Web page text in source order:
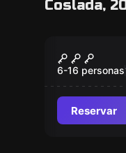
Coslada,
Nuevo
Los
Tiempo
6-16 personas
Reservar